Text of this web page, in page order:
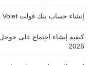
إنشاء حساب بنك فولت Volet وتفعيله وطلب بطاقة الماسترد كارد
2026